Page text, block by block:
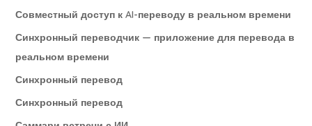
Совместный доступ к AI-переводу в реальном времени
Синхронный переводчик — приложение для перевода в
реальном времени
Синхронный перевод
Синхронный перевод